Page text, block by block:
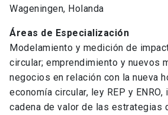
Wageningen, Holanda
Áreas de Especialización
Modelamiento y medición de
circular; emprendimiento y nuevos
negocios en relación con la nueva
economía circular, ley REP y ENRO,
cadena de valor de las estrategias